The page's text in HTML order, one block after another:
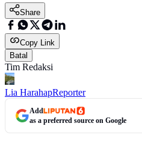
Share
Copy Link
Batal
Tim Redaksi
Lia HarahapReporter
Add
as a preferred source on Google